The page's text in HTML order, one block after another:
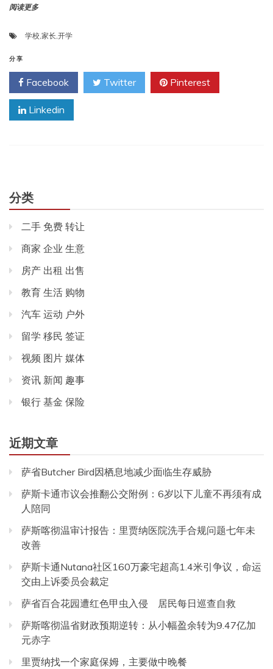
阅读更多
学校,家长,开学
分享
Facebook Twitter Pinterest
Linkedin
分类
二手 免费 转让
商家 企业 生意
房产 出租 出售
教育 生活 购物
汽车 运动 户外
留学 移民 签证
视频 图片 媒体
资讯 新闻 趣事
银行 基金 保险
近期文章
萨省Butcher Bird因栖息地减少面临生存威胁
萨斯卡通市议会推翻公交附例：6岁以下儿童不再须有成
人陪同
萨斯喀彻温审计报告：里贾纳医院洗手合规问题七年未
改善
萨斯卡通Nutana社区160万豪宅超高1.4米引争议，命运
交由上诉委员会裁定
萨省百合花园遭红色甲虫入侵 居民每日巡查自救
萨斯喀彻温省财政预期逆转：从小幅盈余转为9.47亿加
元赤字
里贾纳找一个家庭保姆，主要做中晚餐